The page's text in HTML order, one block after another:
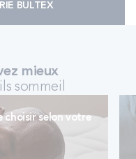
BULTEX
mieux
sommeil
choisir selon votre